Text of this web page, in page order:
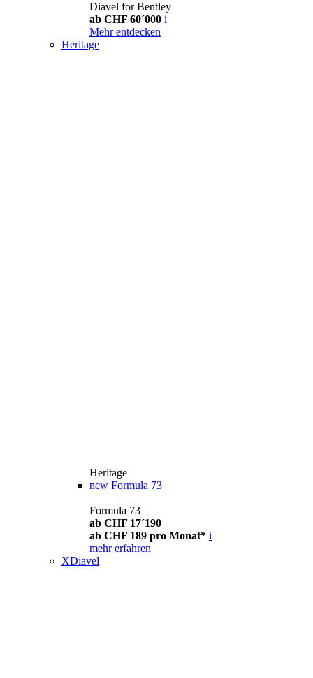
Diavel for Bentley
ab CHF 60´000 i
Mehr entdecken
Heritage
Heritage
new Formula 73
Formula 73
ab CHF 17´190
ab CHF 189 pro Monat* i
mehr erfahren
XDiavel